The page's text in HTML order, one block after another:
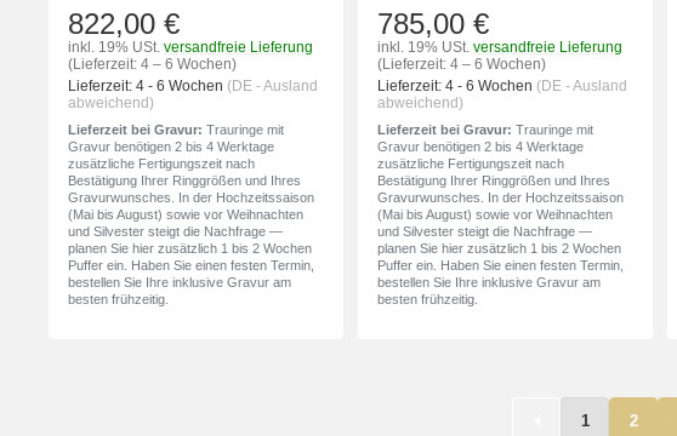
822,00 €
inkl. 19% USt. versandfreie Lieferung
(Lieferzeit: 4 – 6 Wochen)
Lieferzeit: 4 - 6 Wochen (DE - Ausland
abweichend)
Lieferzeit bei Gravur: Trauringe mit
Gravur benötigen 2 bis 4 Werktage
zusätzliche Fertigungszeit nach
Bestätigung Ihrer Ringgrößen und Ihres
Gravurwunsches. In der Hochzeitssaison
(Mai bis August) sowie vor Weihnachten
und Silvester steigt die Nachfrage —
planen Sie hier zusätzlich 1 bis 2 Wochen
Puffer ein. Haben Sie einen festen Termin,
bestellen Sie Ihre inklusive Gravur am
besten frühzeitig.
785,00 €
inkl. 19% USt. versandfreie Lieferung
(Lieferzeit: 4 – 6 Wochen)
Lieferzeit: 4 - 6 Wochen (DE - Ausland
abweichend)
Lieferzeit bei Gravur: Trauringe mit
Gravur benötigen 2 bis 4 Werktage
zusätzliche Fertigungszeit nach
Bestätigung Ihrer Ringgrößen und Ihres
Gravurwunsches. In der Hochzeitssaison
(Mai bis August) sowie vor Weihnachten
und Silvester steigt die Nachfrage —
planen Sie hier zusätzlich 1 bis 2 Wochen
Puffer ein. Haben Sie einen festen Termin,
bestellen Sie Ihre inklusive Gravur am
besten frühzeitig.
1 2